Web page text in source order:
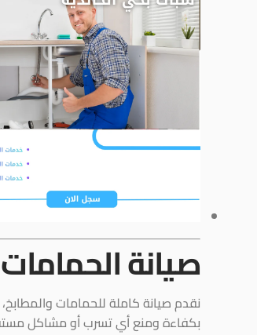
صيانة
نقدم صيانة كاملة للحمامات
بكفاءة ومنع أي تسرب أو مشاكل